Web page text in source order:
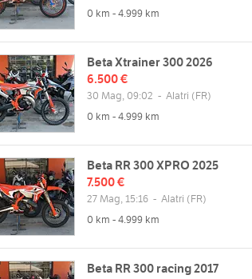
0 km - 4.999 km
Beta Xtrainer 300 2026
6.500 €
30 Mag, 09:02 - Alatri (FR)
0 km - 4.999 km
Beta RR 300 XPRO 2025
7.500 €
27 Mag, 15:16 - Alatri (FR)
0 km - 4.999 km
Beta RR 300 racing 2017